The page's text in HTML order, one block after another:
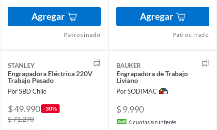
Agregar
Patrocinado
Agregar
Patrocinado
STANLEY
Engrapadora Eléctrica 220V
Trabajo Pesado
Por SBD Chile
$ 49.990 -30%
$ 71.270
BAUKER
Engrapadora de Trabajo
Liviano
Por SODIMAC
$ 9.990
6cuotas sin interés